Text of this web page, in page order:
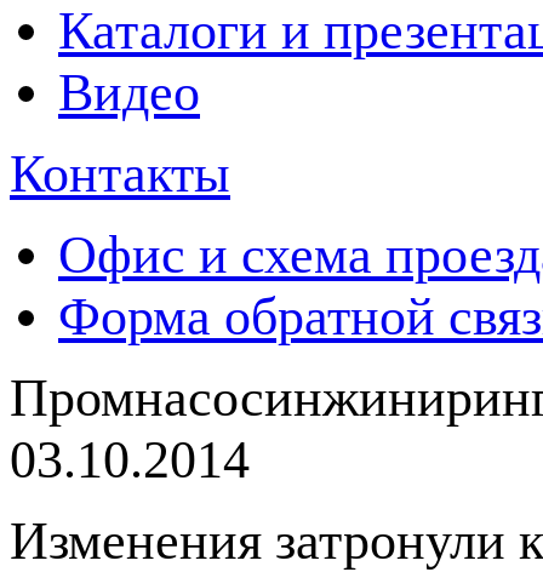
Каталоги и
Видео
Контакты
Офис и схема
Форма обратной
03.10.2014
Изменения затронули